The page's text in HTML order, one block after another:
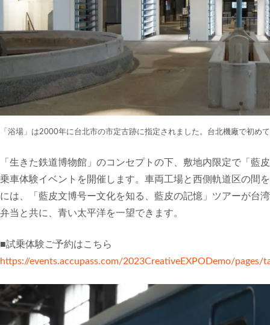
「浴場」は2000年に台北市の市定古跡に指定されました。台北機廠で初め
「生きた鉄道博物館」のコンセプトの下、敷地内限定で「藍
乗車体験イベントを開催します。車両工場と西側軌道区の間
には、「藍皮文博号ー文化を知る、藍皮の記憶」ツアーが台
弁当と共に、青い太平洋を一望できます。
■試乗体験ご予約はこちら
https://events.accupass.com/2023CreativeEXPODemo/pages/